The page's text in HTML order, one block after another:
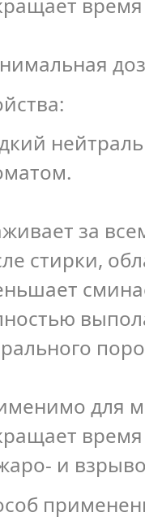
за
стирки,
для
и